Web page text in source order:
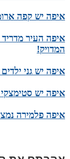
איפה יש קפה
איפה העיר
המדויק!
איפה יש גני
איפה יש
איפה פלמירה